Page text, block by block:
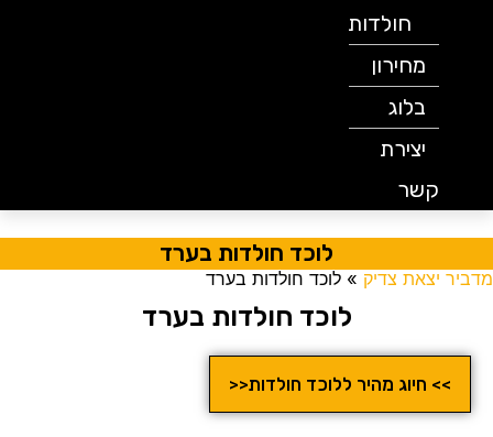
חולדות
מחירון
בלוג
יצירת
קשר
לוכד חולדות בערד
מדביר יצאת צדיק » לוכד חולדות בערד
לוכד חולדות בערד
>> חיוג מהיר ללוכד חולדות<<